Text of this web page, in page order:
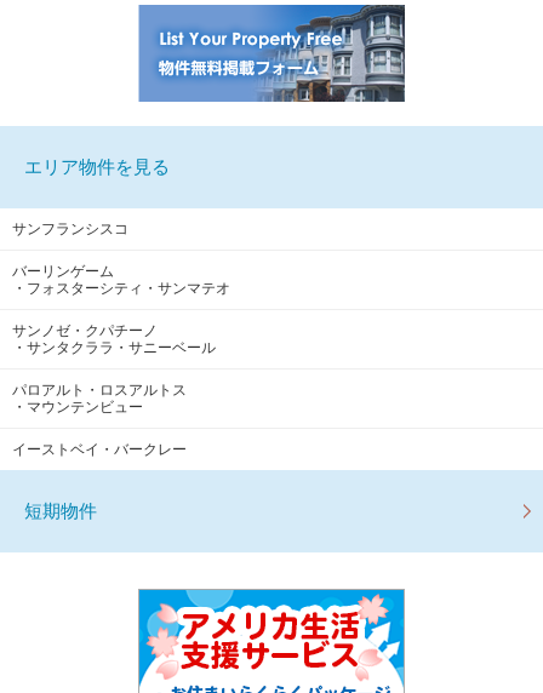
エリア物件を見る
サンフランシスコ
バーリンゲーム
・フォスターシティ・サンマテオ
サンノゼ・クパチーノ
・サンタクララ・サニーベール
パロアルト・ロスアルトス
・マウンテンビュー
イーストベイ・バークレー
短期物件